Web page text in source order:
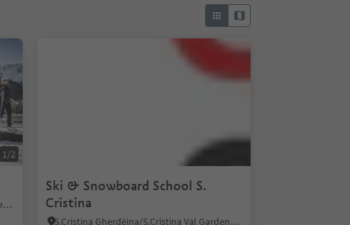
1/2
Anterselva di Sopra/Antholz-Obertal, Rasen-Antholz/Rasun Anterselva, Dolomites Region Kronplatz/Plan de Corones
Ski & Snowboard School S.
Cristina
S.Cristina Gherdëina/S.Cristina Val Gardena/S.Cristina Gherdëina/St.Christina in Gröden, S.Crestina Gherdëina/Santa Cristina Val Gardana, Dolomites Region Val Gardena